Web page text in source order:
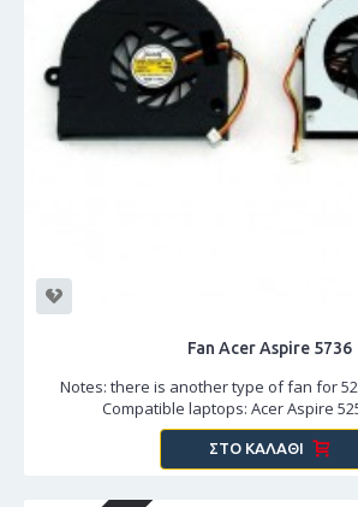
Fan Acer Aspire 5736
Notes: there is another type of fan for
Compatible laptops: Acer Aspire
ΣΤΟ ΚΑΛΆΘΙ